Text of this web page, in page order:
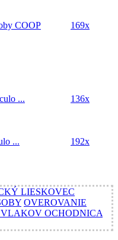
COOP
169x
... 136x
... 192x
LIESKOVEC
OVEROVANIE
OCHODNICA